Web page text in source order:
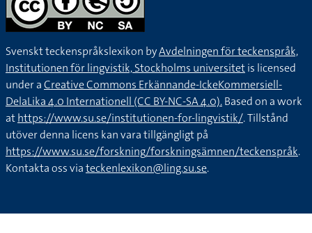
Svenskt teckenspråkslexikon byAvdelningen för teckenspråk,
Institutionen för lingvistik, Stockholms universitetis licensed
under aCreative Commons Erkännande-IckeKommersiell-
DelaLika 4.0 Internationell (CC BY-NC-SA 4.0).Based on a work
athttps://www.su.se/institutionen-for-lingvistik/. Tillstånd
utöver denna licens kan vara tillgängligt på
https://www.su.se/forskning/forskningsämnen/teckenspråk.
Kontakta oss viateckenlexikon@ling.su.se.